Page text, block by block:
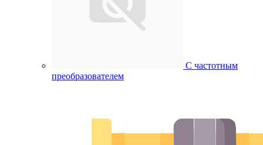
С частотным
преобразователем